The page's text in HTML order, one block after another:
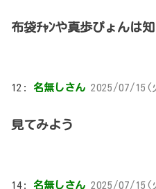
布袋ﾁｬﾝや真歩ぴょんは
12: 名無しさん 2025/07/
見てみよう
14: 名無しさん 2025/07/